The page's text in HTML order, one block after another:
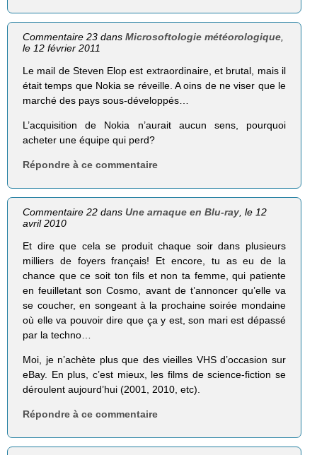
Commentaire 23 dansMicrosoftologie météorologique
le 12 février 2011
Le mail de Steven Elop est extraordinaire, et brutal, mais il
était temps que Nokia se réveille. A oins de ne viser que le
marché des pays sous-développés…
L’acquisition de Nokia n’aurait aucun sens, pourquoi
acheter une équipe qui perd?
Répondre à ce commentaire
Commentaire 22 dansUne arnaque en Blu-ray , le 12
avril 2010
Et dire que cela se produit chaque soir dans plusieurs
milliers de foyers français! Et encore, tu as eu de la
chance que ce soit ton fils et non ta femme, qui patiente
en feuilletant son Cosmo, avant de t’annoncer qu’elle va
se coucher, en songeant à la prochaine soirée mondaine
où elle va pouvoir dire que ça y est, son mari est dépassé
par la techno…
Moi, je n’achète plus que des vieilles VHS d’occasion sur
eBay. En plus, c’est mieux, les films de science-fiction se
déroulent aujourd’hui (2001, 2010, etc).
Répondre à ce commentaire